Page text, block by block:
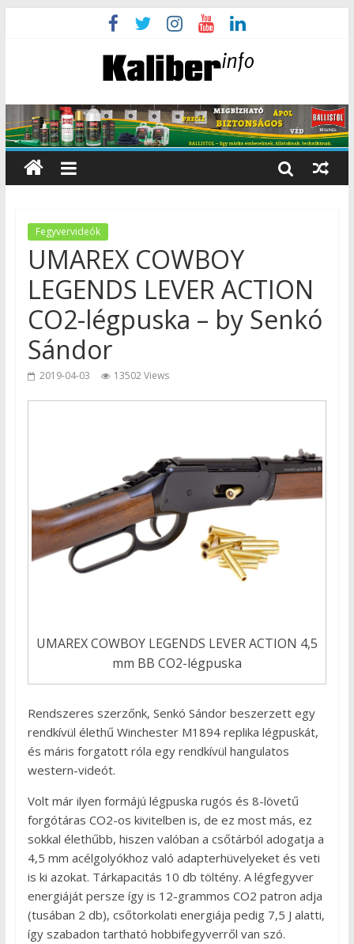
Fegyvervideók
UMAREX COWBOY
LEGENDS LEVER ACTION
CO2-légpuska – by Senkó
Sándor
2019-04-03 13502 Views
UMAREX COWBOY LEGENDS LEVER ACTION 4,5
mm BB CO2-légpuska
Rendszeres szerzőnk, Senkó Sándor beszerzett egy
rendkívül élethű Winchester M1894 replika légpuskát,
és máris forgatott róla egy rendkívül hangulatos
western-videót.
Volt már ilyen formájú légpuska rugós és 8-lövetű
forgótáras CO2-os kivitelben is, de ez most más, ez
sokkal élethűbb, hiszen valóban a csőtárból adogatja a
4,5 mm acélgolyókhoz való adapterhüvelyeket és veti
is ki azokat. Tárkapacitás 10 db töltény. A légfegyver
energiáját persze így is 12-grammos CO2 patron adja
(tusában 2 db), csőtorkolati energiája pedig 7,5 J alatti,
így szabadon tartható hobbifegyverről van szó.